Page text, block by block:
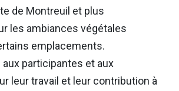
de Montreuil et plus
les ambiances végétales
emplacements.
aux participantes et aux
leur travail et leur contribution à